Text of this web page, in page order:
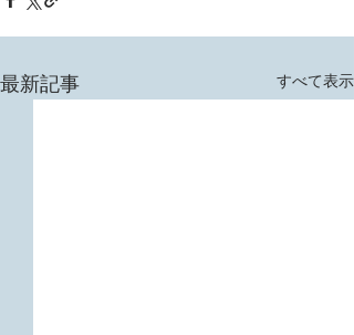
最新記事 すべて表示